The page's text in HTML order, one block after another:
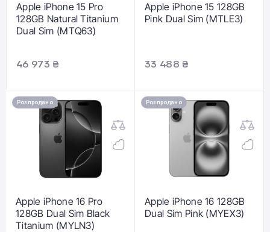
Apple iPhone 15 Pro
128GB Natural Titanium
Dual Sim (MTQ63)
46 973 ₴
Apple iPhone 15 128GB
Pink Dual Sim (MTLE3)
33 488 ₴
Розпродано
Apple iPhone 16 Pro
128GB Dual Sim Black
Titanium (MYLN3)
Розпродано
Apple iPhone 16 128GB
Dual Sim Pink (MYEX3)